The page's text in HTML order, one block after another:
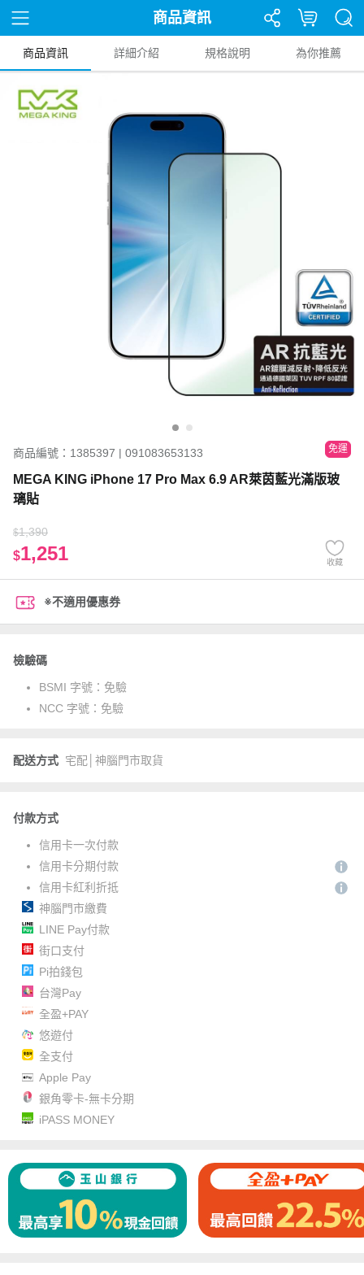
商品資訊
商品資訊 詳細介紹 規格說明 為你推薦
商品編號：1385397 | 091083653133 免運
MEGA KING iPhone 17 Pro Max 6.9 AR萊茵藍光滿版玻
璃貼
$1,390
$1,251 收藏
※不適用優惠券
檢驗碼
BSMI 字號： 免驗
NCC 字號： 免驗
配送方式 宅配│神腦門市取貨
付款方式
信用卡一次付款
信用卡分期付款
信用卡紅利折抵
神腦門市繳費
LINE Pay付款
街口支付
Pi拍錢包
台灣Pay
全盈+PAY
悠遊付
全支付
Apple Pay
銀角零卡-無卡分期
iPASS MONEY